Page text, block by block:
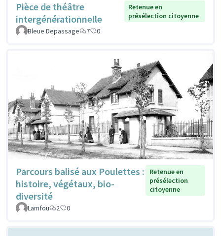
Pièce de théâtre
intergénérationnelle
Retenue en
présélection citoyenne
Bleue Depassage
7 0
Parcours balisé aux Poulettes :
histoire, végétaux, bio-
diversité
Retenue en
présélection
citoyenne
Lamfou 2 0